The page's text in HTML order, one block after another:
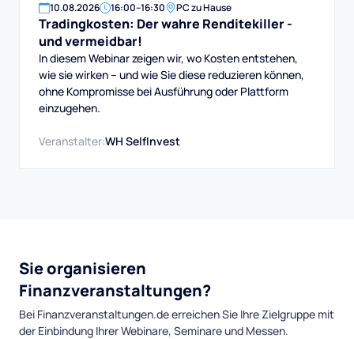
10.08.2026 16:00–16:30 PC zu Hause
Tradingkosten: Der wahre Renditekiller -
und vermeidbar!
In diesem Webinar zeigen wir, wo Kosten entstehen,
wie sie wirken – und wie Sie diese reduzieren können,
ohne Kompromisse bei Ausführung oder Plattform
einzugehen.
Veranstalter:WH SelfInvest
Sie organisieren
Finanzveranstaltungen?
Bei Finanzveranstaltungen.de erreichen Sie Ihre Zielgruppe mit
der Einbindung Ihrer Webinare, Seminare und Messen.